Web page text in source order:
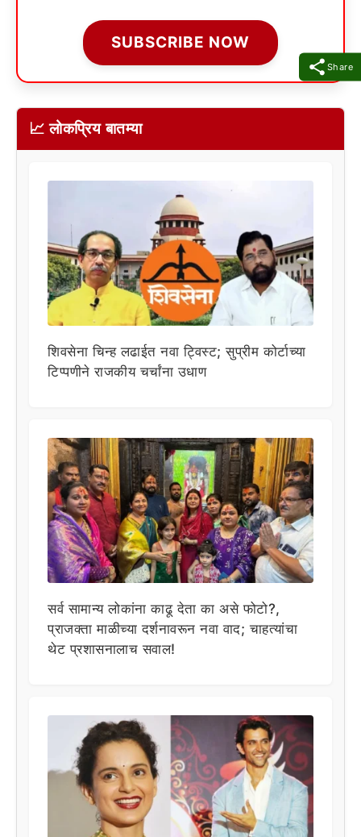
Share
SUBSCRIBE NOW
📈 लोकप्रिय बातम्या
शिवसेना चिन्ह लढाईत नवा ट्विस्ट; सुप्रीम कोर्टाच्या
टिप्पणीने राजकीय चर्चांना उधाण
सर्व सामान्य लोकांना काढू देता का असे फोटो?,
प्राजक्ता माळीच्या दर्शनावरून नवा वाद; चाहत्यांचा
थेट प्रशासनालाच सवाल!